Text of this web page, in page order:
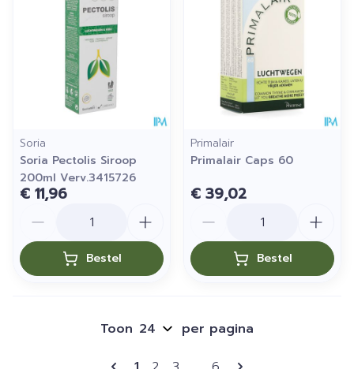
Soria
Soria Pectolis Siroop
200ml Verv.3415726
€ 11,96
Bestel
Primalair
Primalair Caps 60
€ 39,02
Bestel
Pagina's
U lees momenteel pagina
Toon per pagina